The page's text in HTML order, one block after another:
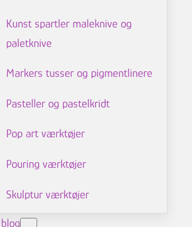
Kunst spartler maleknive og
paletknive
Markers tusser og pigmentlinere
Pasteller og pastelkridt
Pop art værktøjer
Pouring værktøjer
Skulptur værktøjer